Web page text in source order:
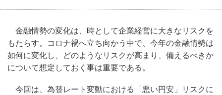
金融情勢の変化は、時として企業経営に大きなリスクを
もたらす。コロナ禍へ立ち向かう中で、今年の金融情勢は
如何に変化し、どのようなリスクが高まり、備えるべきか
について想定しておく事は重要である。
今回は、為替レート変動における「悪い円安」リスクに